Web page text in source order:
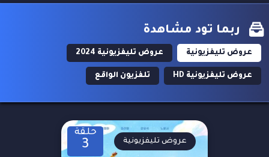
ربما تود مشاهدة
عروض تليفزيونية عروض تليفزيونية 2024
عروض تليفزيونية HD تلفزيون الواقع
حلقة
3 عروض تليفزيونية